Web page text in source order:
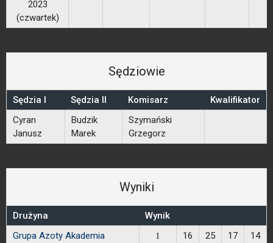
2023
(czwartek)
Sędziowie
Sędzia I Sędzia II Komisarz
Kwalifikator
Cyran
Janusz
Budzik
Marek
Szymański
Grzegorz
Wyniki
Drużyna
Wynik
Grupa Azoty Akademia
1 16 25 17 14